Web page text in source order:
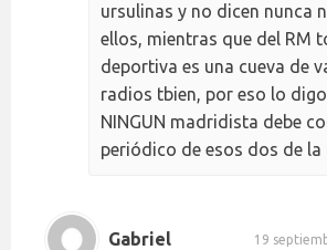
ursulinas y no dicen nunca
ellos, mientras que del RM
deportiva es una cueva de
radios tbien, por eso lo
NINGUN madridista debe
periódico de esos dos de la
Gabriel 19